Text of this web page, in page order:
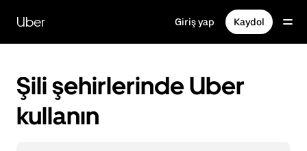
içeriğe
gidinUber Giriş yap Kaydol
Şili şehirlerinde Uber
kullanın